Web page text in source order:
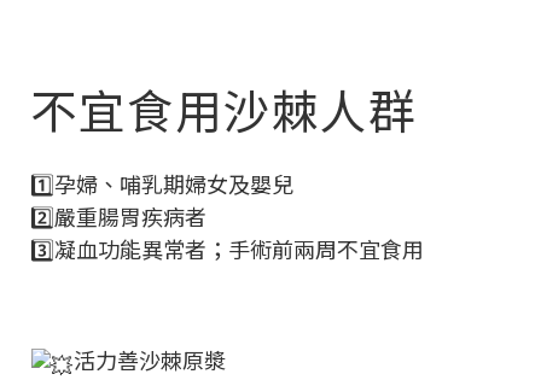
不宜食用沙棘人群
1️⃣孕婦、哺乳期婦女及嬰兒
2️⃣嚴重腸胃疾病者
3️⃣凝血功能異常者；手術前兩周不宜食用
活力善沙棘原漿